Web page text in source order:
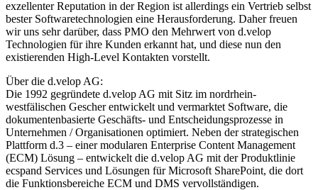
exzellenter Reputation in der Region ist allerdings ein Vertrieb selbst
bester Softwaretechnologien eine Herausforderung. Daher freuen
wir uns sehr darüber, dass PMO den Mehrwert von d.velop
Technologien für ihre Kunden erkannt hat, und diese nun den
existierenden High-Level Kontakten vorstellt.
Über die d.velop AG:
Die 1992 gegründete d.velop AG mit Sitz im nordrhein-
westfälischen Gescher entwickelt und vermarktet Software, die
dokumentenbasierte Geschäfts- und Entscheidungsprozesse in
Unternehmen / Organisationen optimiert. Neben der strategischen
Plattform d.3 – einer modularen Enterprise Content Management
(ECM) Lösung – entwickelt die d.velop AG mit der Produktlinie
ecspand Services und Lösungen für Microsoft SharePoint, die dort
die Funktionsbereiche ECM und DMS vervollständigen.